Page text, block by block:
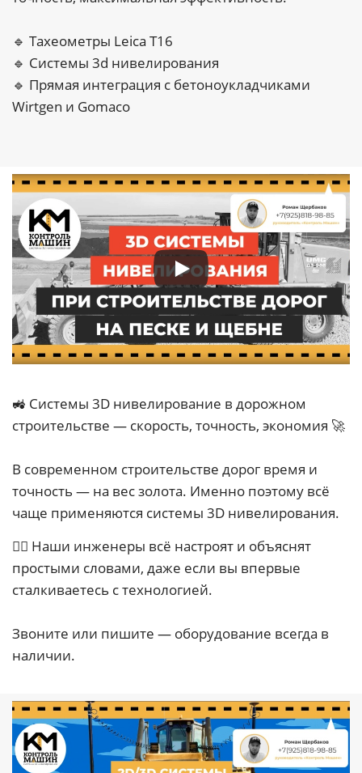
🔹 Тахеометры Leica T16
🔹 Системы 3d нивелирования
🔹 Прямая интеграция с бетоноукладчиками
Wirtgen и Gomaco
🚜 Системы 3D нивелирование в дорожном
строительстве — скорость, точность, экономия 🚀
В современном строительстве дорог время и
точность — на вес золота. Именно поэтому всё
чаще применяются системы 3D нивелирования.
👷‍♂ Наши инженеры всё настроят и объяснят
простыми словами, даже если вы впервые
сталкиваетесь с технологией.
Звоните или пишите — оборудование всегда в
наличии.